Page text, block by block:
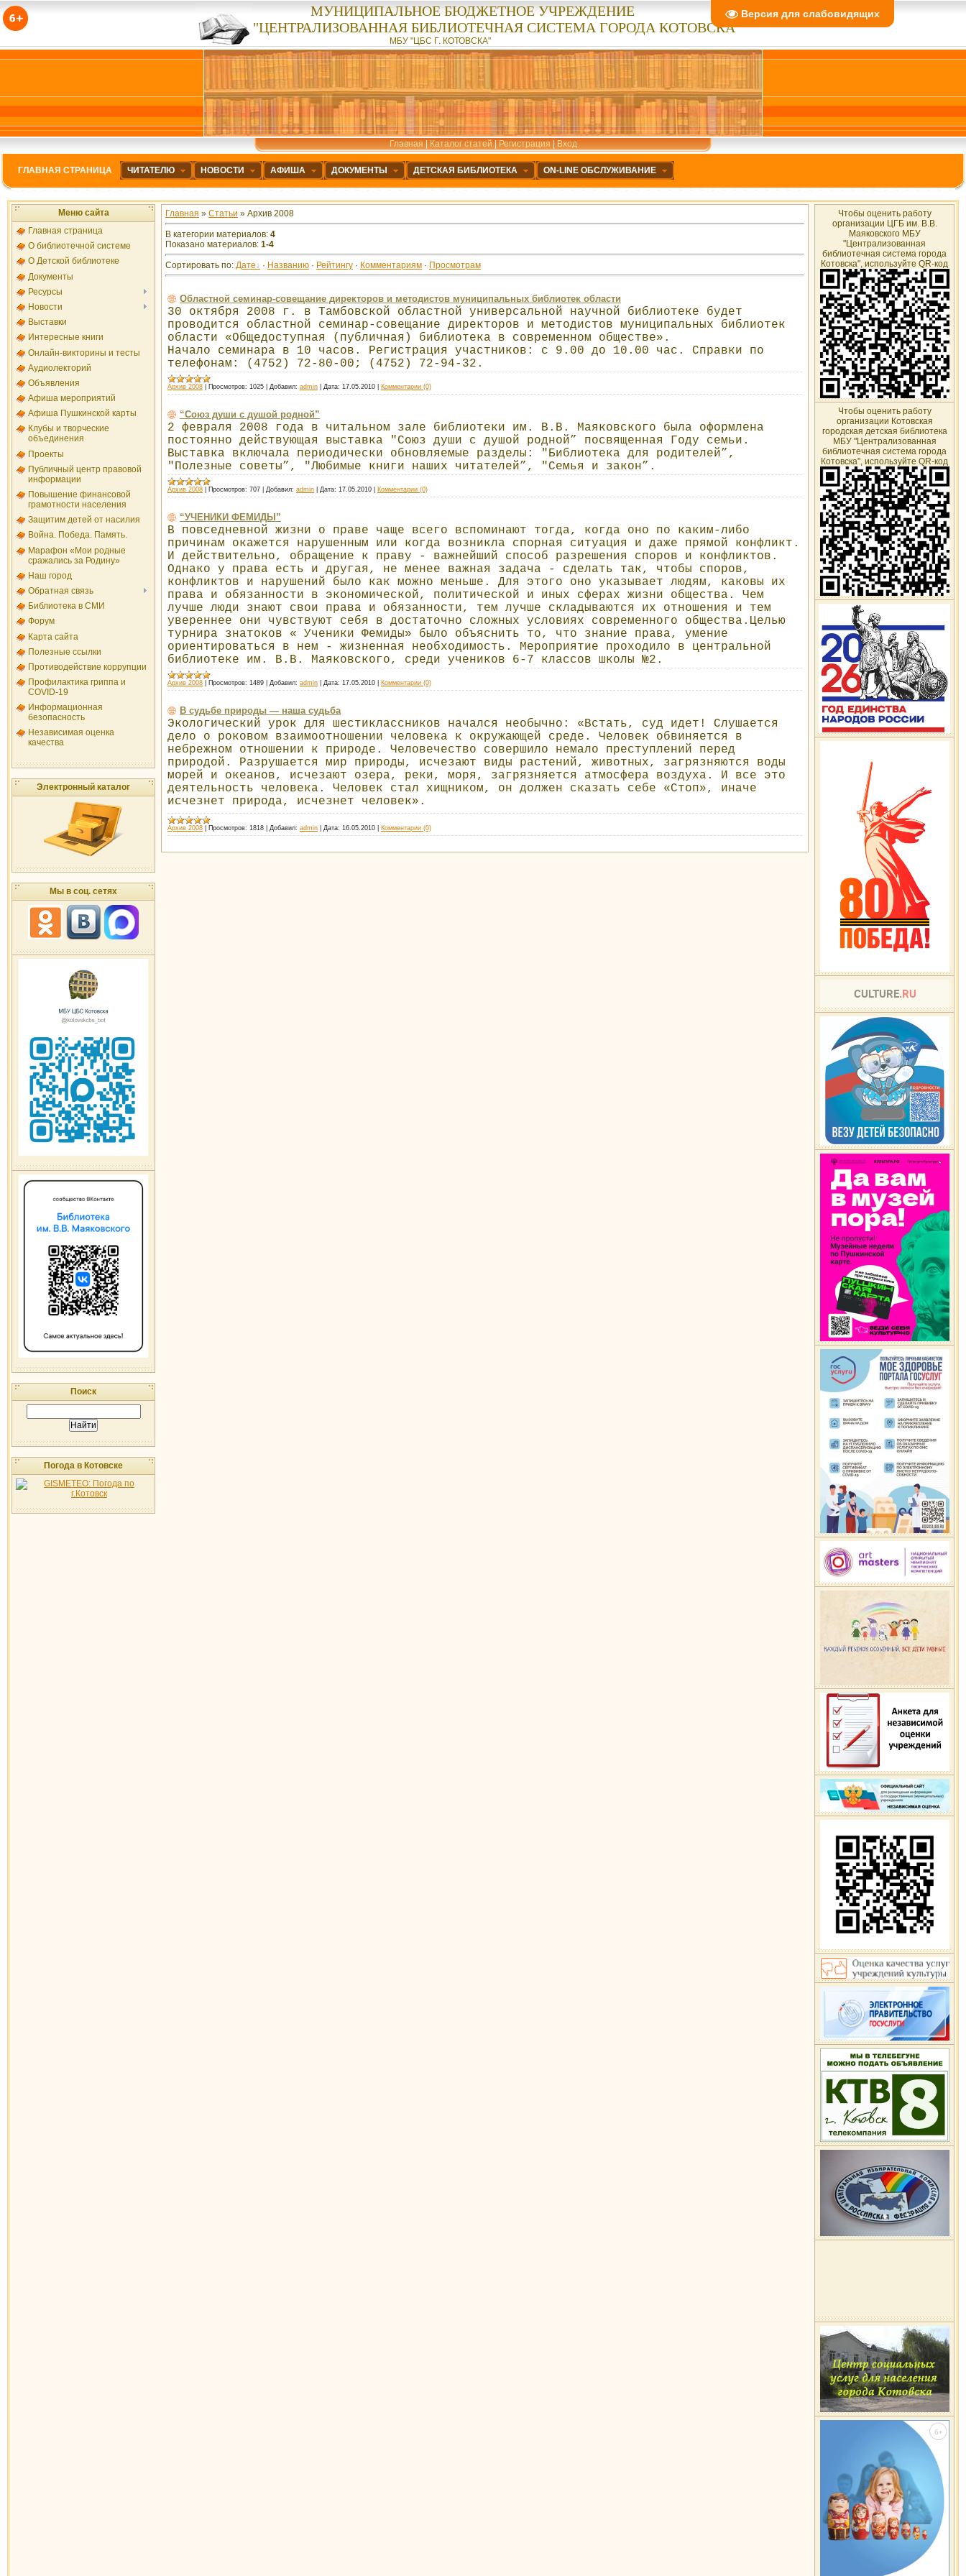
Версия для слабовидящих
МУНИЦИПАЛЬНОЕ БЮДЖЕТНОЕ УЧРЕЖДЕНИЕ
"ЦЕНТРАЛИЗОВАННАЯ БИБЛИОТЕЧНАЯ СИСТЕМА ГОРОДА КОТОВСКА"
МБУ "ЦБС Г. КОТОВСКА"
Главная|Каталог статей|Регистрация|Вход
ГЛАВНАЯ СТРАНИЦА ЧИТАТЕЛЮ НОВОСТИ АФИША ДОКУМЕНТЫ ДЕТСКАЯ БИБЛИОТЕКА ON-LINE ОБСЛУЖИВАНИЕ
Меню сайта
Главная страница
О библиотечной системе
О Детской библиотеке
Документы
Ресурсы
Новости
Выставки
Интересные книги
Онлайн-викторины и тесты
Аудиолекторий
Объявления
Афиша мероприятий
Афиша Пушкинской карты
Клубы и творческие
объединения
Проекты
Публичный центр правовой
информации
Повышение финансовой
грамотности населения
Защитим детей от насилия
Война. Победа. Память.
Марафон «Мои родные
сражались за Родину»
Наш город
Обратная связь
Библиотека в СМИ
Форум
Карта сайта
Полезные ссылки
Противодействие коррупции
Профилактика гриппа и
COVID-19
Информационная
безопасность
Независимая оценка
качества
Электронный каталог
Мы в соц. сетях
Поиск
Погода в Котовске
Главная » Статьи » Архив 2008
В категории материалов: 4
Показано материалов: 1-4
Сортировать по: Дате · Названию · Рейтингу · Комментариям · Просмотрам
Областной семинар-совещание директоров и методистов муниципальных библиотек области
30 октября 2008 г. в Тамбовской областной универсальной научной библиотеке будет
проводится областной семинар-совещание директоров и методистов муниципальных библиотек
области «Общедоступная (публичная) библиотека в современном обществе».
Начало семинара в 10 часов. Регистрация участников: с 9.00 до 10.00 час. Справки по
телефонам: (4752) 72-80-00; (4752) 72-94-32.
Архив 2008 Просмотров: 1025 Добавил: admin Дата: 17.05.2010 Комментарии (0)
“Союз души с душой родной”
2 февраля 2008 года в читальном зале библиотеки им. В.В. Маяковского была оформлена
постоянно действующая выставка "Союз души с душой родной” посвященная Году семьи.
Выставка включала периодически обновляемые разделы: "Библиотека для родителей”,
"Полезные советы”, "Любимые книги наших читателей”, "Семья и закон”.
Архив 2008 Просмотров: 707 Добавил: admin Дата: 17.05.2010 Комментарии (0)
“УЧЕНИКИ ФЕМИДЫ”
В повседневной жизни о праве чаще всего вспоминают тогда, когда оно по каким-либо
причинам окажется нарушенным или когда возникла спорная ситуация и даже прямой конфликт.
И действительно, обращение к праву - важнейший способ разрешения споров и конфликтов.
Однако у права есть и другая, не менее важная задача - сделать так, чтобы споров,
конфликтов и нарушений было как можно меньше. Для этого оно указывает людям, каковы их
права и обязанности в экономической, политической и иных сферах жизни общества. Чем
лучше люди знают свои права и обязанности, тем лучше складываются их отношения и тем
увереннее они чувствуют себя в достаточно сложных условиях современного общества.Целью
турнира знатоков « Ученики Фемиды» было объяснить то, что знание права, умение
ориентироваться в нем - жизненная необходимость. Мероприятие проходило в центральной
библиотеке им. В.В. Маяковского, среди учеников 6-7 классов школы №2.
Архив 2008 Просмотров: 1489 Добавил: admin Дата: 17.05.2010 Комментарии (0)
В судьбе природы — наша судьба
Экологический урок для шестиклассников начался необычно: «Встать, суд идет! Слушается
дело о роковом взаимоотношении человека к окружающей среде. Человек обвиняется в
небрежном отношении к природе. Человечество совершило немало преступлений перед
природой. Разрушается мир природы, исчезают виды растений, животных, загрязняются воды
морей и океанов, исчезают озера, реки, моря, загрязняется атмосфера воздуха. И все это
деятельность человека. Человек стал хищником, он должен сказать себе «Стоп», иначе
исчезнет природа, исчезнет человек».
Архив 2008 Просмотров: 1818 Добавил: admin Дата: 16.05.2010 Комментарии (0)
Чтобы оценить работу
организации ЦГБ им. В.В.
Маяковского МБУ
"Централизованная
библиотечная система города
Котовска", используйте QR-код
Чтобы оценить работу
организации Котовская
городская детская библиотека
МБУ "Централизованная
библиотечная система города
Котовска", используйте QR-код